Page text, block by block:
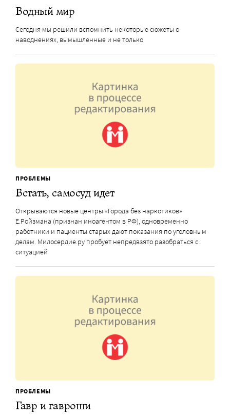
Водный мир
Сегодня мы решили вспомнить некоторые сюжеты о
наводнениях, вымышленные и не только
ПРОБЛЕМЫ
Встать, самосуд идет
Открываются новые центры «Города без наркотиков»
Е.Ройзмана (признан иноагентом в РФ), одновременно
работники и пациенты старых дают показания по уголовным
делам. Милосердие.ру пробует непредвзято разобраться с
ситуацией
ПРОБЛЕМЫ
Гавр и гавроши